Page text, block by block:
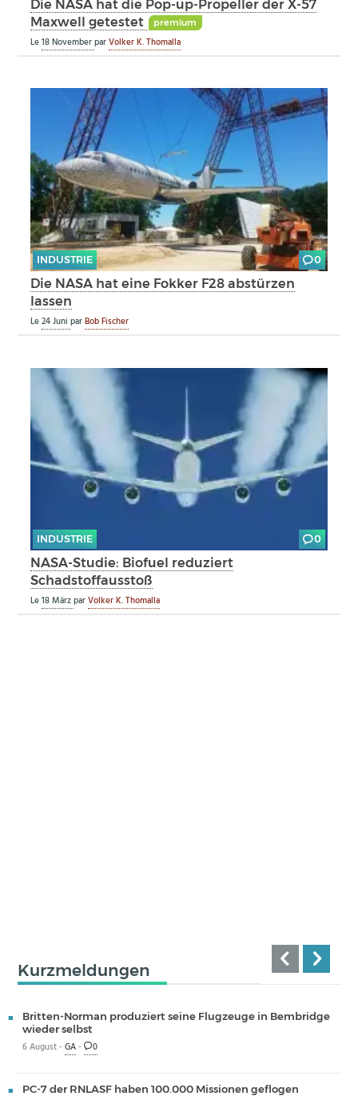
Die NASA hat die Pop-up-Propeller der X-57
Maxwell getestet
premium
Le18 NovemberparVolker K. Thomalla
INDUSTRIE 0
Die NASA hat eine Fokker F28 abstürzen
lassen
Le24 JuniparBob Fischer
INDUSTRIE 0
NASA-Studie: Biofuel reduziert
Schadstoffausstoß
Le18 MärzparVolker K. Thomalla
Kurzmeldungen
Britten-Norman produziert seine Flugzeuge in Bembridge
wieder selbst
6 August -GA- 0
PC-7 der RNLASF haben 100.000 Missionen geflogen